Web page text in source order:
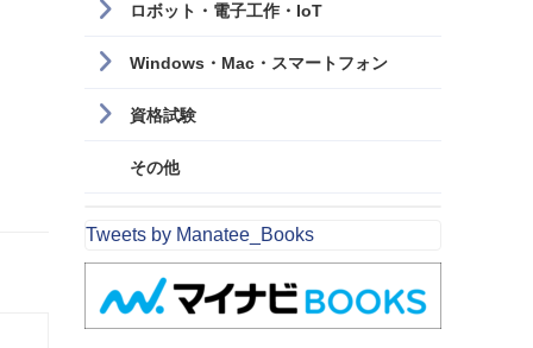
ロボット・電子工作・IoT
Windows・Mac・スマートフォン
資格試験
その他
Tweets by Manatee_Books